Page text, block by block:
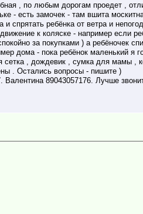
, по любым дорогам проедет ,
- есть замочек - там вшита
спрятать ребёнка от ветра и
к коляске - например если
за покупками ) а ребёночек
дома - пока ребёнок маленький я
сетка , дождевик , сумка для мамы ,
. Остались вопросы - пишите )
89043057176. Лучше